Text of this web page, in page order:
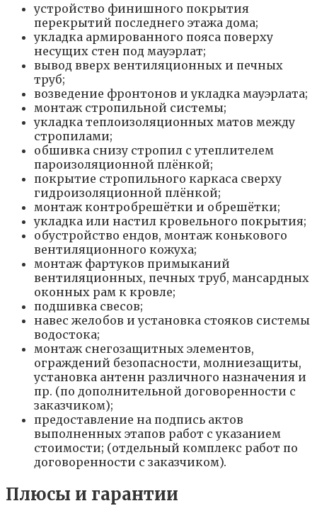
устройство финишного покрытия
перекрытий последнего этажа дома;
укладка армированного пояса поверху
несущих стен под мауэрлат;
вывод вверх вентиляционных и печных
труб;
возведение фронтонов и укладка мауэрлата;
монтаж стропильной системы;
укладка теплоизоляционных матов между
стропилами;
обшивка снизу стропил с утеплителем
пароизоляционной плёнкой;
покрытие стропильного каркаса сверху
гидроизоляционной плёнкой;
монтаж контробрешётки и обрешётки;
укладка или настил кровельного покрытия;
обустройство ендов, монтаж конькового
вентиляционного кожуха;
монтаж фартуков примыканий
вентиляционных, печных труб, мансардных
оконных рам к кровле;
подшивка свесов;
навес желобов и установка стояков системы
водостока;
монтаж снегозащитных элементов,
ограждений безопасности, молниезащиты,
установка антенн различного назначения и
пр. (по дополнительной договоренности с
заказчиком);
предоставление на подпись актов
выполненных этапов работ с указанием
стоимости; (отдельный комплекс работ по
договоренности с заказчиком).
Плюсы и гарантии